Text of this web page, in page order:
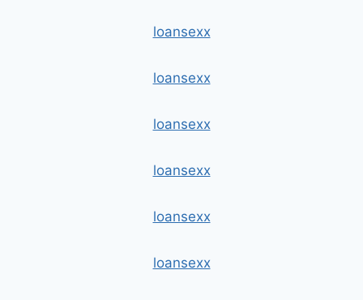
loansexx
loansexx
loansexx
loansexx
loansexx
loansexx